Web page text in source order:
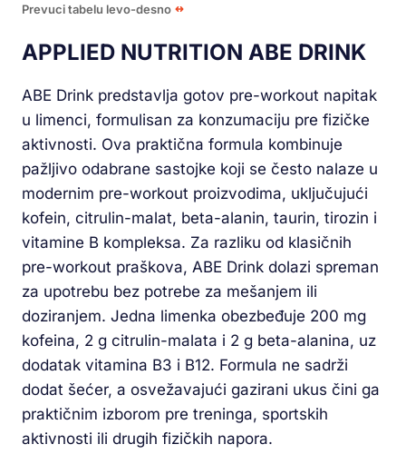
Prevuci tabelu levo-desno
APPLIED NUTRITION ABE DRINK
ABE Drink predstavlja gotov pre-workout napitak
u limenci, formulisan za konzumaciju pre fizičke
aktivnosti. Ova praktična formula kombinuje
pažljivo odabrane sastojke koji se često nalaze u
modernim pre-workout proizvodima, uključujući
kofein, citrulin-malat, beta-alanin, taurin, tirozin i
vitamine B kompleksa. Za razliku od klasičnih
pre-workout praškova, ABE Drink dolazi spreman
za upotrebu bez potrebe za mešanjem ili
doziranjem. Jedna limenka obezbeđuje 200 mg
kofeina, 2 g citrulin-malata i 2 g beta-alanina, uz
dodatak vitamina B3 i B12. Formula ne sadrži
dodat šećer, a osvežavajući gazirani ukus čini ga
praktičnim izborom pre treninga, sportskih
aktivnosti ili drugih fizičkih napora.